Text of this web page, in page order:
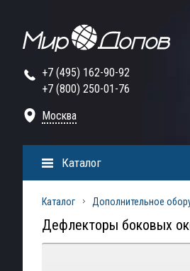
+7 (495) 162-90-92
+7 (800) 250-01-76
Москва
Каталог
Каталог Дополнительное
Дефлекторы боковых